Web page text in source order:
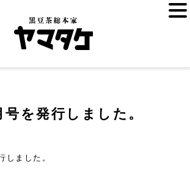
を発行しました。
しました。